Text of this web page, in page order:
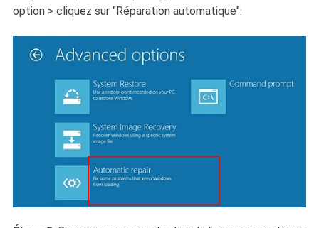
option > cliquez sur "Réparation automatique".